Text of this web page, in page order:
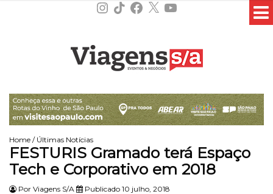
Instagram
TikTokFacebook
X YouTube
Home / Últimas Notícias
FESTURIS Gramado terá Espaço
Tech e Corporativo em 2018
Por Viagens S/A Publicado 10 julho, 2018